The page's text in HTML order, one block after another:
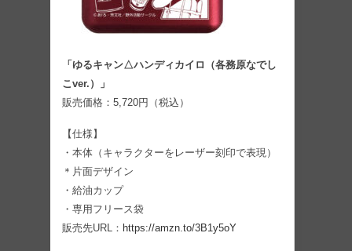
「ゆるキャン△ハンディカイロ（各務原なでし
こver.）」
販売価格：5,720円（税込）
【仕様】
・本体（キャラクターをレーザー刻印で表現）
＊片面デザイン
・給油カップ
・専用フリース袋
販売先URL： https://amzn.to/3B1y5oY